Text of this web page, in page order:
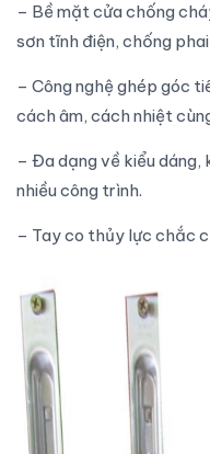
– Bề mặt cửa chống
sơn tĩnh điện, chống
– Công nghệ ghép góc
cách âm, cách nhiệt
– Đa dạng về kiểu
nhiều công trình.
– Tay co thủy lực chắc